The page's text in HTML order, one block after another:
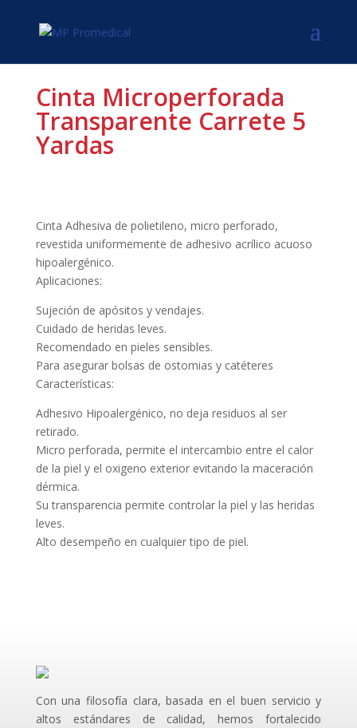
Cinta Microperforada
Transparente Carrete 5
Yardas
Cinta Adhesiva de polietileno, micro perforado,
revestida uniformemente de adhesivo acrílico acuoso
hipoalergénico.
Aplicaciones:
Sujeción de apósitos y vendajes.
Cuidado de heridas leves.
Recomendado en pieles sensibles.
Para asegurar bolsas de ostomias y catéteres
Características:
Adhesivo Hipoalergénico, no deja residuos al ser
retirado.
Micro perforada, permite el intercambio entre el calor
de la piel y el oxigeno exterior evitando la maceración
dérmica.
Su transparencia permite controlar la piel y las heridas
leves.
Alto desempeño en cualquier tipo de piel.
Con una filosofía clara, basada en el buen servicio y
altos estándares de calidad, hemos fortalecido